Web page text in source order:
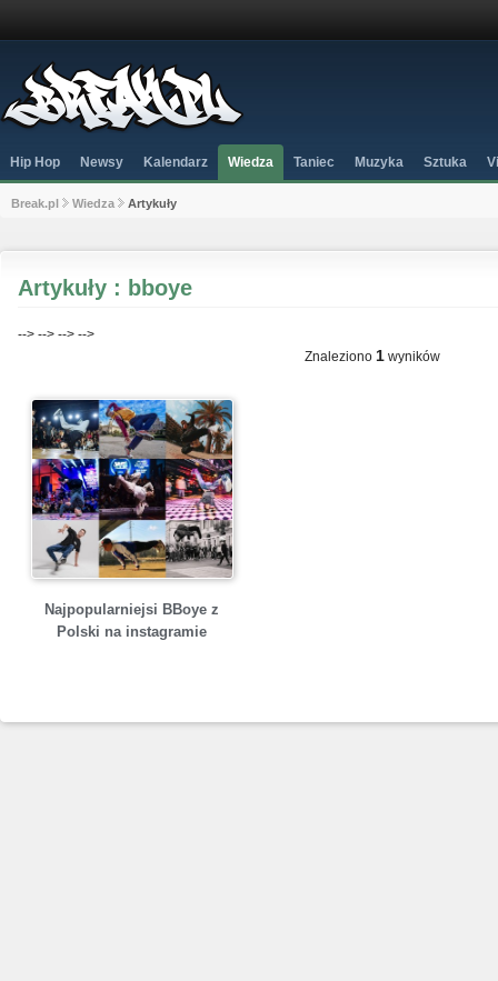
Hip Hop Newsy Kalendarz Wiedza Taniec Muzyka Sztuka
Break.pl Wiedza Artykuły
Artykuły : bboye
--> --> --> -->
Znaleziono 1 wyników
Najpopularniejsi BBoye z
Polski na instagramie